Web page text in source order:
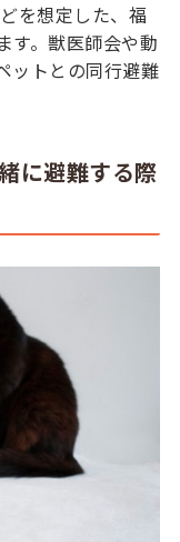
を想定した、福
す。獣医師会や動
ットとの同行避難
に避難する際